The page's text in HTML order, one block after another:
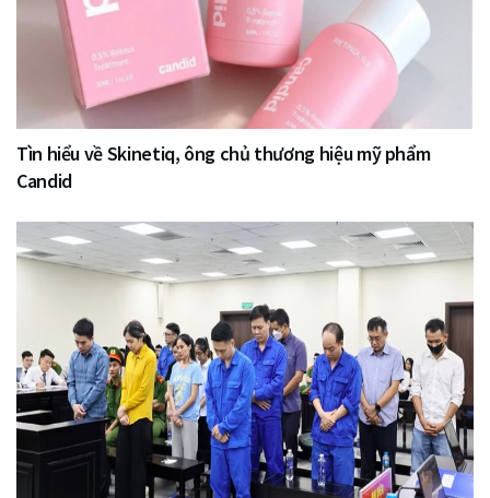
Tìn hiểu về Skinetiq, ông chủ thương hiệu mỹ phẩm
Candid